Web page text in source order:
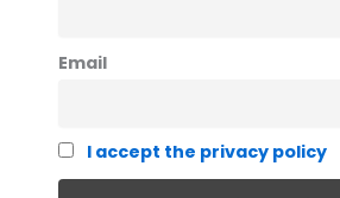
Email
I accept the privacy policy